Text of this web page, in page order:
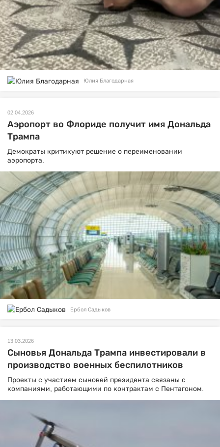
Юлия Благодарная
02.04.2026
Аэропорт во Флориде получит имя Дональда
Трампа
Демократы критикуют решение о переименовании
аэропорта.
Ербол Садыков
13.03.2026
Сыновья Дональда Трампа инвестировали в
производство военных беспилотников
Проекты с участием сыновей президента связаны с
компаниями, работающими по контрактам с Пентагоном.